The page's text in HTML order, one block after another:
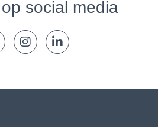
social media